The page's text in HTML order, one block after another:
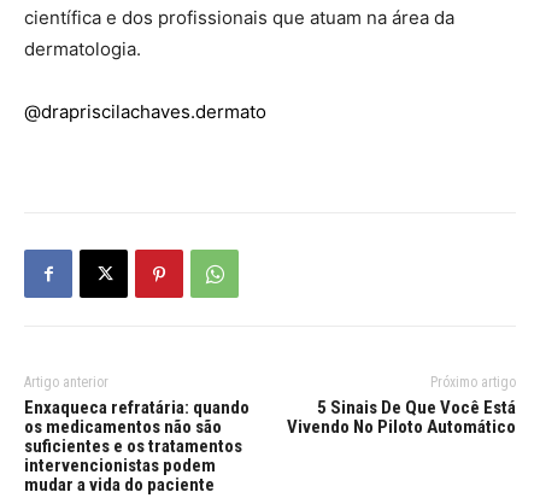
científica e dos profissionais que atuam na área da
dermatologia.
@drapriscilachaves.dermato
Artigo anterior
Enxaqueca refratária: quando
os medicamentos não são
suficientes e os tratamentos
intervencionistas podem
mudar a vida do paciente
Próximo artigo
5 Sinais De Que Você Está
Vivendo No Piloto Automático